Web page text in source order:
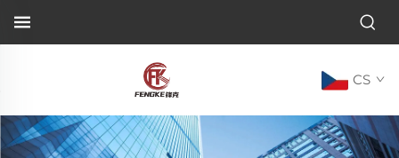
CS